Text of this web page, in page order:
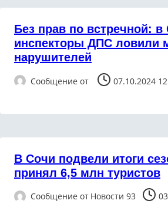
Без прав по встречной: в
инспекторы ДПС ловили
нарушителей
Сообщение от 07.10.2024
В Сочи подвели итоги
принял 6,5 млн туристов
Сообщение от Новости 93